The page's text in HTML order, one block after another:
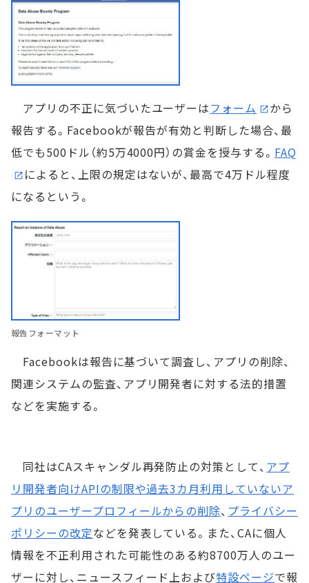
アプリの不正に気づいたユーザーはフォーム
から
報告する。Facebookが報告が有効と判断した場合、最
低でも500ドル（約5万4000円）の賞金を授与する。 FAQ
によると、上限の規定はないが、最高で4万ドル程度
になるという。
報告フォーマット
Facebookは報告に基づいて調査し、アプリの削除、
関連システムの監査、アプリ開発者に対する法的措置
などを実施する。
同社はCAスキャンダル再発防止の対策として、 アプ
リ開発者向けAPIの制限や過去3カ月利用していないア
プリのユーザープロフィールからの削除、 プライバシー
ポリシーの改定などを発表している。また、CAに個人
情報を不正利用された可能性のある約8700万人のユー
ザーに対し、ニュースフィード上および特設ページで報